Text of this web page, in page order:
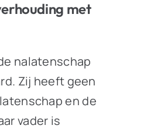
met
nalatenschap
Zij heeft geen
en de
vader is